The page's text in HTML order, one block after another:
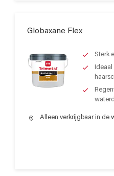
Globaxane Flex
Sterk
Alleen verkrijgbaar in de